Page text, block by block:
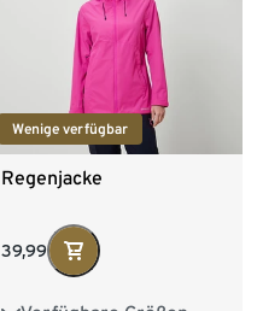
Wenige verfügbar
Regenjacke
39,99